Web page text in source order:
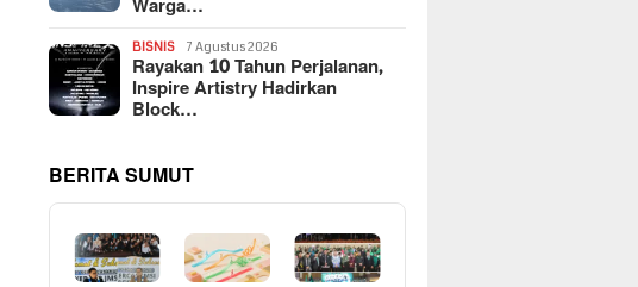
Warga…
BISNIS 7 Agustus 2026
Rayakan 10 Tahun Perjalanan,
Inspire Artistry Hadirkan
Block…
BERITA SUMUT